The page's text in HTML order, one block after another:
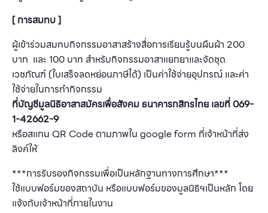
[ การสมทบ ]
ผู้เข้าร่วมสมทบกิจกรรมอาสาสร้างสื่อการเรียนรู้บนผืนผ้า 200
บาท และ 100 บาท สำหรับกิจกรรมอาสาแยกยาและจัดชุด
เวชภัณฑ์ (ใบเสร็จลดหย่อนภาษีได้) เป็นค่าใช้จ่ายอุปกรณ์ และค่า
ใช้จ่ายในการทำกิจกรรม
ที่บัญชีมูลนิธิอาสาสมัครเพื่อสังคม ธนาคารกสิกรไทย เลขที่ 069-
1-42662-9
หรือสแกน QR Code ตามภาพใน google form ที่เจ้าหน้าที่ส่ง
ลิงค์ให้
***การรับรองกิจกรรมเพื่อเป็นหลักฐานทางการศึกษา***
ใช้แบบฟอร์มของสถาบัน หรือแบบฟอร์มของมูลนิธิฯเป็นหลัก โดย
แจ้งกับเจ้าหน้าที่ภายในงาน